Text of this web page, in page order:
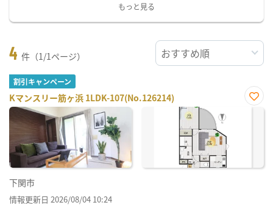
もっと見る
4 件（1/1ページ）
割引キャンペーン
Kマンスリー筋ヶ浜 1LDK-107(No.126214)
お気
下関市
情報更新日 2026/08/04 10:24